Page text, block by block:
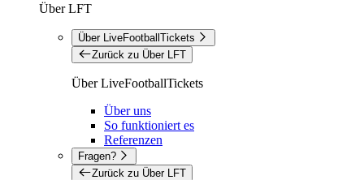
Über LFT
Über LiveFootballTickets
Zurück zu Über LFT
Über LiveFootballTickets
Über uns
So funktioniert es
Referenzen
Fragen?
Zurück zu Über LFT